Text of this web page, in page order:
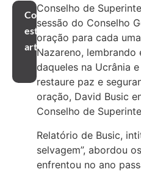
Compartilhar
este
artigo
Conselho de
sessão do Conselho
oração para cada
Nazareno, lembrando
daqueles na Ucrânia
restaure paz e
oração, David Busic
Conselho de
Relatório de Busic,
selvagem”, abordou
enfrentou no ano